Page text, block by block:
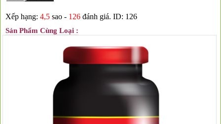
Xếp hạng: 4,5 sao - 126 đánh giá. ID: 126
Sản Phẩm Cùng Loại :